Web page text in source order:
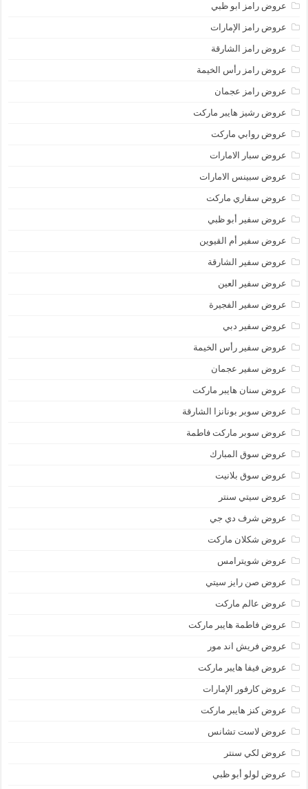
عروض رامز ابو ظبي
عروض رامز الإمارات
عروض رامز الشارقة
عروض رامز رأس الخيمة
عروض رامز عجمان
عروض رشيز هايبر ماركت
عروض روابي ماركت
عروض سبار الامارات
عروض سبينس الامارات
عروض سفاري ماركت
عروض سفير أبو ظبي
عروض سفير أم القيوين
عروض سفير الشارقة
عروض سفير العين
عروض سفير الفجيرة
عروض سفير دبي
عروض سفير رأس الخيمة
عروض سفير عجمان
عروض سنان هايبر ماركت
عروض سوبر بونانزا الشارقة
عروض سوبر ماركت فاطمة
عروض سوق المبارك
عروض سوق بلانيت
عروض سيتي سنتر
عروض شرف دي جي
عروض شكلان ماركت
عروض شويترامس
عروض صن رايز سيتي
عروض عالم ماركت
عروض فاطمة هايبر ماركت
عروض فريش اند مور
عروض فيفا هايبر ماركت
عروض كارفور الإمارات
عروض كنز هايبر ماركت
عروض لاست تشانس
عروض لكي سنتر
عروض لولو أبو ظبي